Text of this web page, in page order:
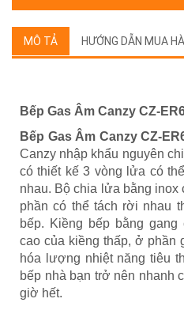
MÔ TẢ HƯỚNG DẪN MUA
Bếp Gas Âm Canzy CZ-
Bếp Gas Âm Canzy CZ-
Canzy nhập khẩu nguyên
có thiết kế 3 vòng lửa có
nhau. Bộ chia lửa bằng
phần có thể tách rời nhau
bếp. Kiềng bếp bằng
cao của kiềng thấp, ở phần
hóa lượng nhiệt năng tiêu
bếp nhà bạn trở nên nhanh
giờ hết.